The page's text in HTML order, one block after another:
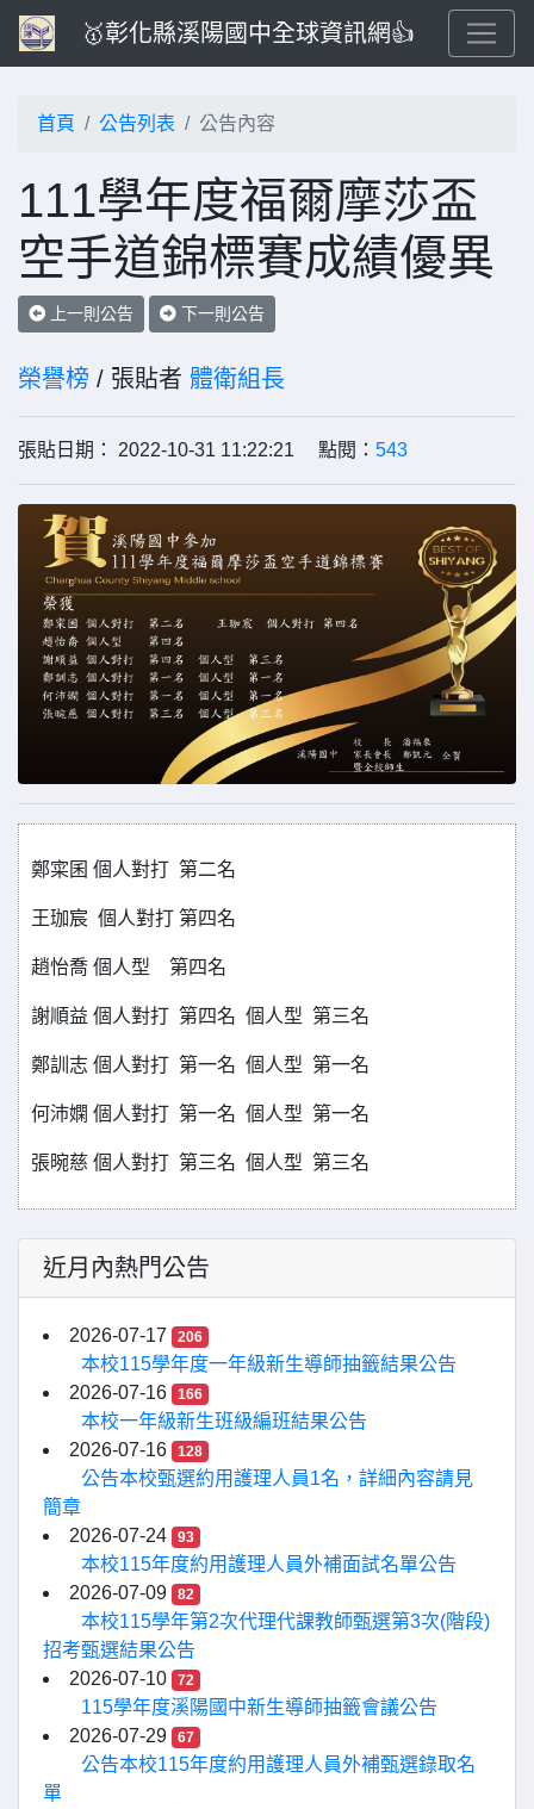
🥇彰化縣溪陽國中全球資訊網👍
首頁 公告列表 公告內容
111學年度福爾摩莎盃
空手道錦標賽成績優異
上一則公告 下一則公告
榮譽榜 / 張貼者 體衛組長
張貼日期： 2022-10-31 11:22:21 點閱： 543
鄭寀囷 個人對打 第二名
王珈宸 個人對打 第四名
趙怡喬 個人型 第四名
謝順益 個人對打 第四名 個人型 第三名
鄭訓志 個人對打 第一名 個人型 第一名
何沛嫻 個人對打 第一名 個人型 第一名
張晼慈 個人對打 第三名 個人型 第三名
近月內熱門公告
2026-07-17 206
本校115學年度一年級新生導師抽籤結果公告
2026-07-16
166
本校一年級新生班級編班結果公告
2026-07-16
128
公告本校甄選約用護理人員1名，詳細內容請見
簡章
2026-07-24
93
本校115年度約用護理人員外補面試名單公告
2026-07-09
82
本校115學年第2次代理代課教師甄選第3次(階段)
招考甄選結果公告
2026-07-10
72
115學年度溪陽國中新生導師抽籤會議公告
2026-07-29
67
公告本校115年度約用護理人員外補甄選錄取名
單